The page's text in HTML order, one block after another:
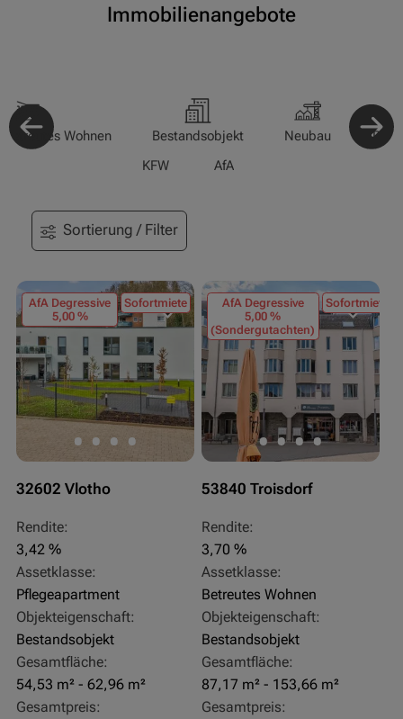
Immobilienangebote
Wohnen Bestandsobjekt Neubau
KFW
AfA
Sortierung / Filter
AfA Degressive
5,00 %
Sofortmiete
32602 Vlotho
Rendite:
3,42 %
Assetklasse:
Pflegeapartment
Objekteigenschaft:
Bestandsobjekt
Gesamtfläche:
54,53 m² - 62,96 m²
Gesamtpreis:
AfA Degressive
5,00 %
(Sondergutachten)
Sofortmiete
53840 Troisdorf
Rendite:
3,70 %
Assetklasse:
Betreutes Wohnen
Objekteigenschaft:
Bestandsobjekt
Gesamtfläche:
87,17 m² - 153,66 m²
Gesamtpreis: